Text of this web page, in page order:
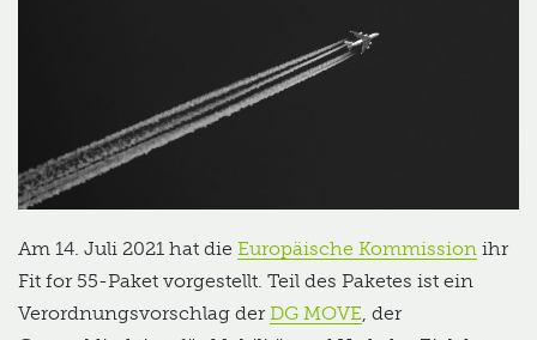
Am 14. Juli 2021 hat die Europäische Kommission ihr
Fit for 55-Paket vorgestellt. Teil des Paketes ist ein
Verordnungsvorschlag der DG MOVE, der